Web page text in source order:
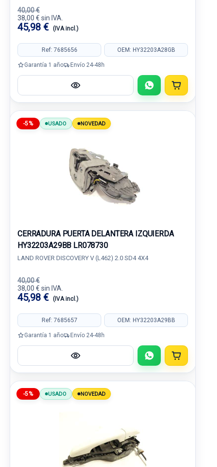
40,00 €
38,00 € sin IVA.
45,98 € (IVA incl.)
Ref: 7685656 OEM: HY32203A28GB
Garantía 1 año Envío 24-48h
-5% USADO NOVEDAD
CERRADURA PUERTA DELANTERA IZQUIERDA
HY32203A29BB LR078730
LAND ROVER DISCOVERY V (L462) 2.0 SD4 4X4
40,00 €
38,00 € sin IVA.
45,98 € (IVA incl.)
Ref: 7685657 OEM: HY32203A29BB
Garantía 1 año Envío 24-48h
-5% USADO NOVEDAD